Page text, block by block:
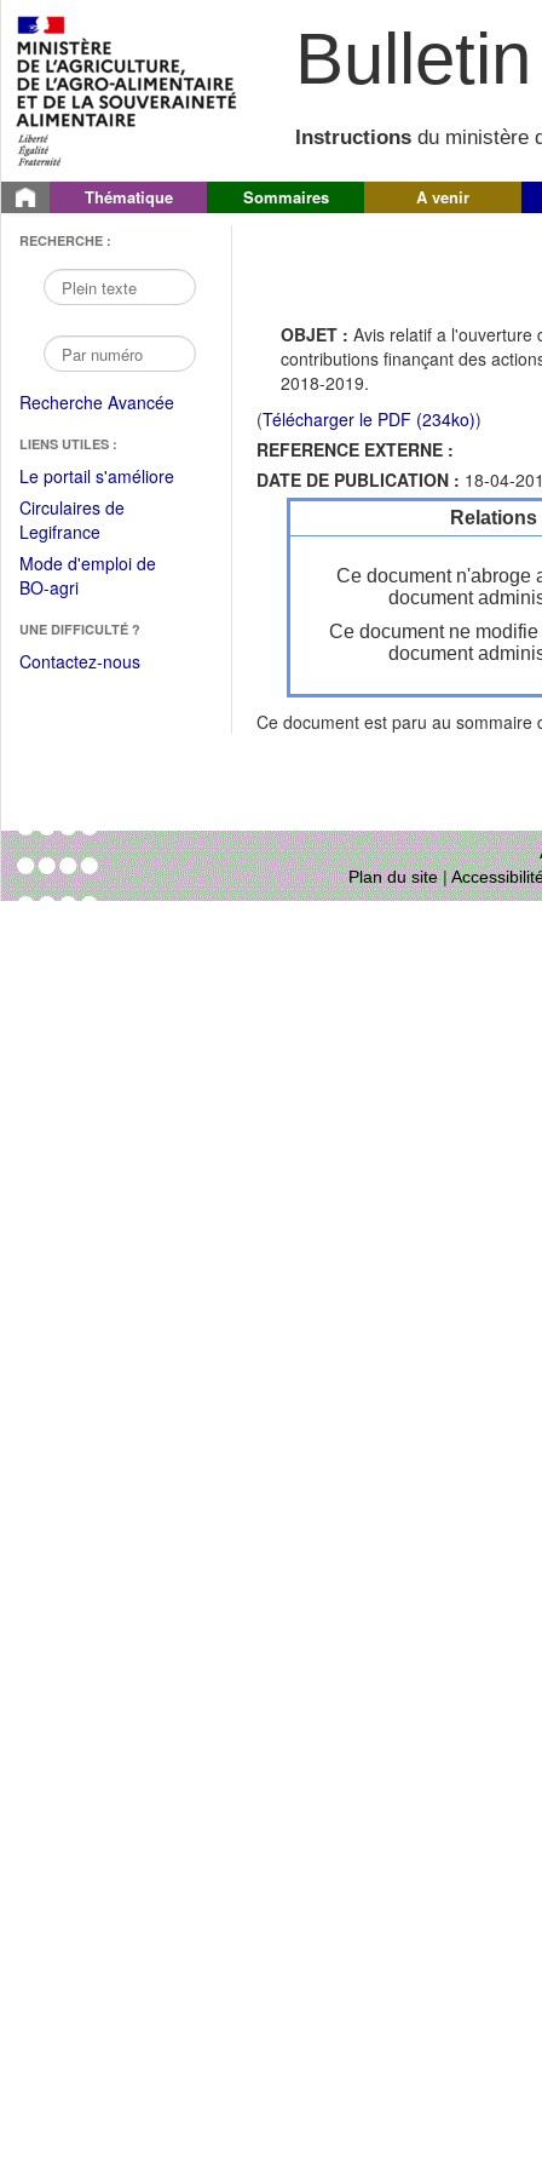
Instructions du ministère
Thématique Sommaires A venir
RECHERCHE :
Recherche Avancée
LIENS UTILES :
Le portail s'améliore(Fichier
Circulaires de
Legifrance(Ouvrir
dans
une
fenêtre)
Mode d'emploi de
BO-agri(Ouvrir
une
nouvelle
UNE DIFFICULTÉ ?
Contactez-nous
OBJET : Avis relatif a l'ouverture
contributions finançant des
2018-2019.
(Télécharger le PDF (234ko))
REFERENCE EXTERNE :
DATE DE PUBLICATION : 18-04-
Ce document n'abroge
document
Ce document ne
document
Ce document est paru au sommaire
Plan du site|